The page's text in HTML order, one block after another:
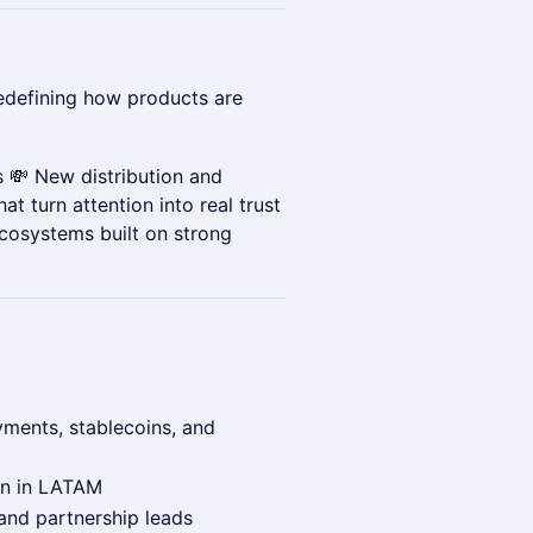
how products are
💸 New distribution and
turn attention into real trust
built on strong
stablecoins, and
in LATAM
partnership leads